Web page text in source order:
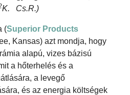
K. Cs.R.)
(Superior Products
Kansas) azt mondja, hogy
alapú, vizes bázisú
a hőterhelés és a
a levegő
és az energia költségek